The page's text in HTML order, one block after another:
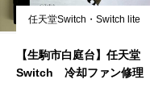
任天堂Switch・Switch lite
【生駒市白庭台】任天堂
Switch 冷却ファン修理